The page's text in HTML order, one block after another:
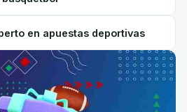
en apuestas deportivas